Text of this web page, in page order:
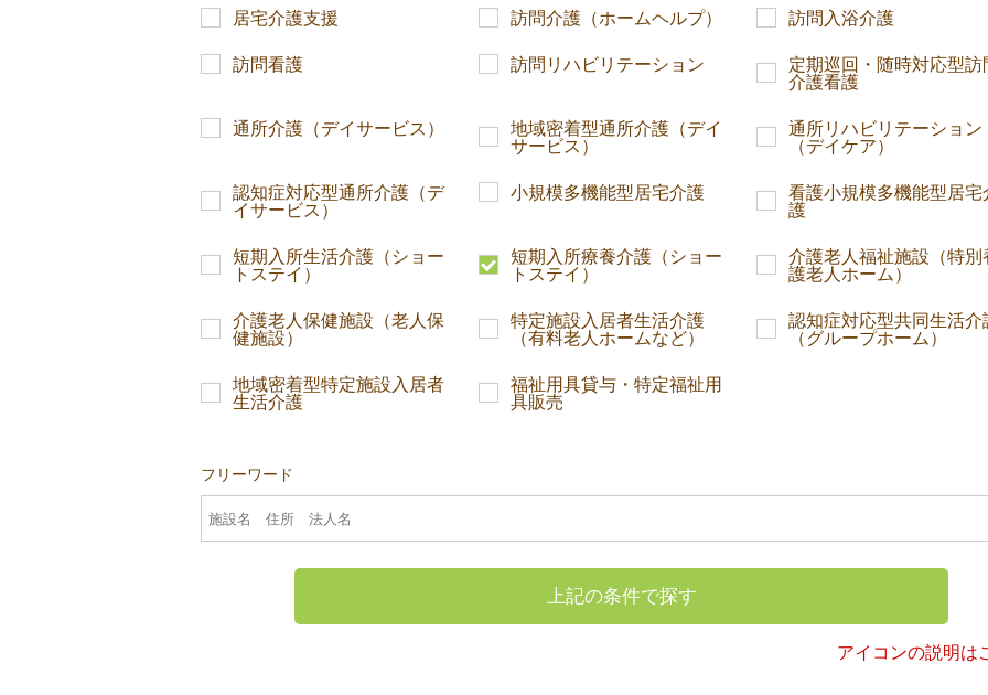
居宅介護支援 訪問介護（ホームヘルプ） 訪問入浴介護
訪問看護 訪問リハビリテーション
定期巡回・随時対応型訪
介護看護
通所介護（デイサービス）
地域密着型通所介護（デイ
サービス）
通所リハビリテーション
（デイケア）
認知症対応型通所介護（デ
イサービス）
小規模多機能型居宅介護
看護小規模多機能型居宅
護
短期入所生活介護（ショー
トステイ）
短期入所療養介護（ショー
トステイ）
介護老人福祉施設（特別
護老人ホーム）
介護老人保健施設（老人保
健施設）
特定施設入居者生活介護
（有料老人ホームなど）
認知症対応型共同生活介
（グループホーム）
地域密着型特定施設入居者
生活介護
福祉用具貸与・特定福祉用
具販売
フリーワード
上記の条件で探す
アイコンの説明は